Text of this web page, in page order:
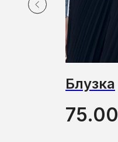
Блузка
75.00